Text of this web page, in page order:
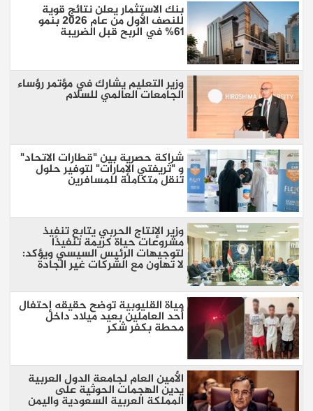
بنك الاستثمار يعلن نتائج قوية
للنصف الأول من عام 2026 بنمو
61% في الربح قبل الضريبة
وزير التعليم يشارك في مؤتمر رؤساء
الجامعات العالمي للسلام
شراكة حصرية بين "قطارات الاتحاد"
و "ثريفتي الإمارات" لتوفير حلول
تنقل متكاملة للمسافرين
وزير الإنتاج الحربي يتابع تنفيذ
مشروعات حياة كريمة تنفيذًا
لتوجيهات الرئيس السيسي ويؤكد:
لا تهاون مع الشركات غير الجادة
مياة القليوبية توضح حقيقه إحتفال
أحد العاملين بعيد ميلاد داخل
محطة بكفر شكر
الأمين العام لجامعة الدول العربية
يدين الهجمات الحوثية على
المملكة العربية السعودية واليمن